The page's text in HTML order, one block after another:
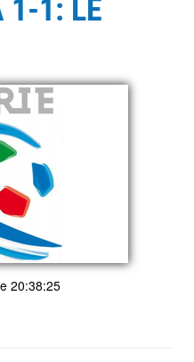
1-1: LE
20:38:25